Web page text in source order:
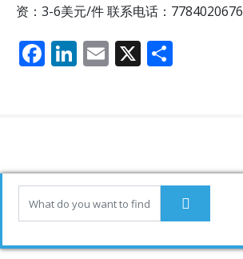
资：3-6美元/件 联系电话：7784020676
F
o
k
Li
n
E X